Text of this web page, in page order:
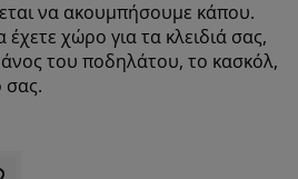
να ακουμπήσουμε κάπου.
χώρο για τα κλειδιά σας,
του ποδηλάτου, το κασκόλ,
σας.